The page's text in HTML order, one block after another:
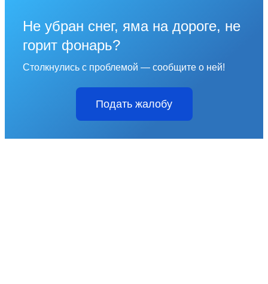
Не убран снег, яма на дороге, не
горит фонарь?
Столкнулись с проблемой — сообщите о ней!
Подать жалобу